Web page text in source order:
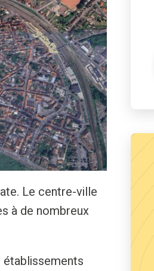
Le centre-ville
à de nombreux
établissements